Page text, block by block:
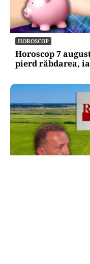
HOROSCOP
Horoscop 7
pierd răbdarea,